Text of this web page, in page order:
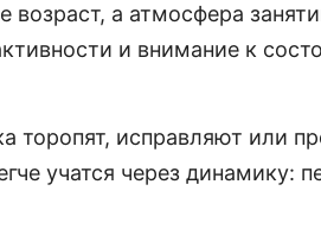
а атмосфера
и внимание к
торопят, исправляют или
учатся через динамику: